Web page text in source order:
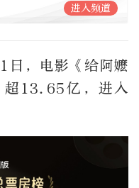
进入频道
日，电影《给阿嬷
超13.65亿，进入